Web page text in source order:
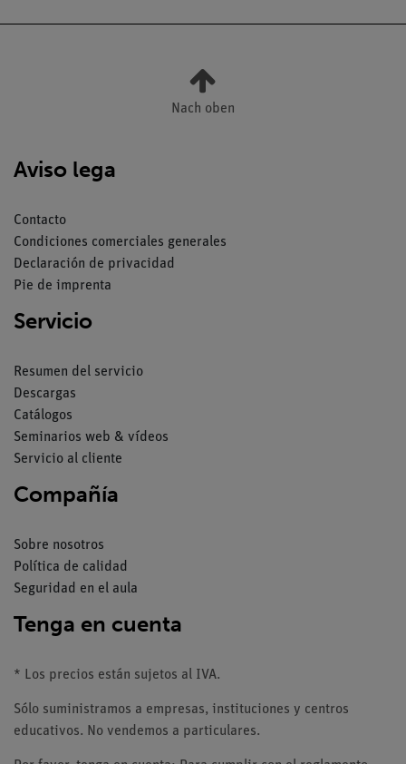
Nach oben
Aviso lega
Contacto
Condiciones comerciales generales
Declaración de privacidad
Pie de imprenta
Servicio
Resumen del servicio
Descargas
Catálogos
Seminarios web & vídeos
Servicio al cliente
Compañía
Sobre nosotros
Política de calidad
Seguridad en el aula
Tenga en cuenta
* Los precios están sujetos al IVA.
Sólo suministramos a empresas, instituciones y centros
educativos. No vendemos a particulares.